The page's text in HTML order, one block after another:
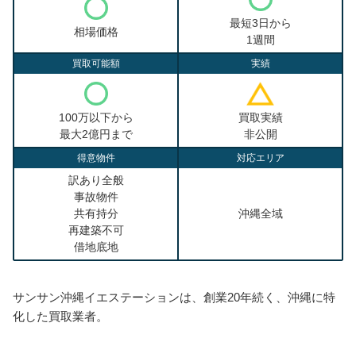
相場価格
最短3日から
1週間
買取可能額
100万以下から
最大2億円まで
実績
買取実績
非公開
得意物件
訳あり全般
事故物件
共有持分
再建築不可
借地底地
対応エリア
沖縄全域
サンサン沖縄イエステーションは、創業20年続く、沖縄に特
化した買取業者。